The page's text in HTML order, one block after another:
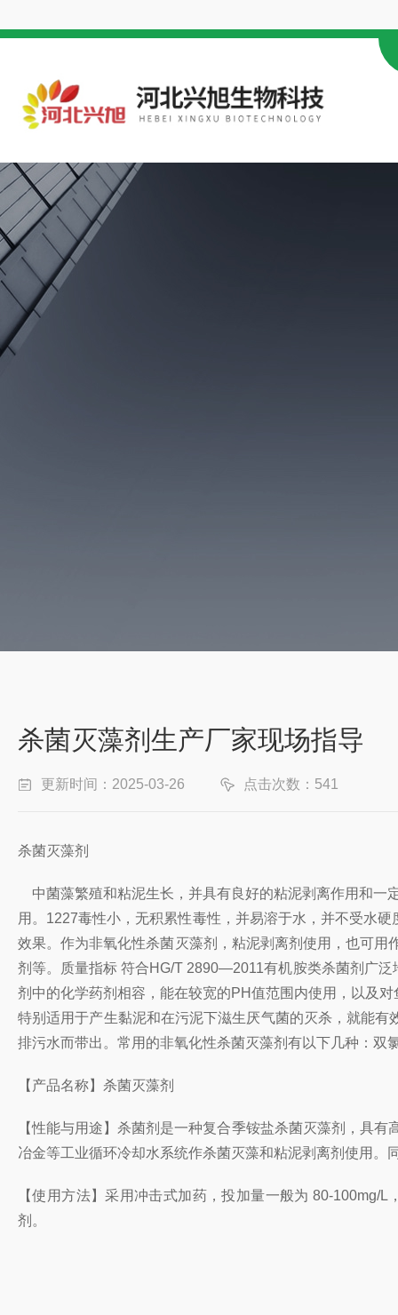
杀菌灭藻剂生产厂家现场指导
更新时间：2025-03-26 点击次数：541
杀菌灭藻剂
中菌藻繁殖和粘泥生长，并具有良好的粘泥剥离作用和一
用。1227毒性小，无积累性毒性，并易溶于水，并不受水
效果。作为非氧化性杀菌灭藻剂，粘泥剥离剂使用，也可
剂等。质量指标 符合HG/T 2890—2011有机胺类杀菌剂广
剂中的化学药剂相容，能在较宽的PH值范围内使用，以及
特别适用于产生黏泥和在污泥下滋生厌气菌的灭杀，就能
排污水而带出。常用的非氧化性杀菌灭藻剂有以下几种：
【产品名称】杀菌灭藻剂
【性能与用途】杀菌剂是一种复合季铵盐杀菌灭藻剂，具
冶金等工业循环冷却水系统作杀菌灭藻和粘泥剥离剂使用。
【使用方法】采用冲击式加药，投加量一般为 80-
剂。